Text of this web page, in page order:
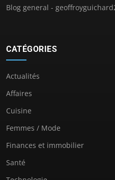
Blog general -
CATÉGORIES
Actualités
Affaires
Cuisine
Femmes / Mode
Finances et immobilier
Santé